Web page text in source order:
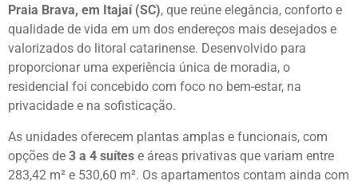
Praia Brava, em Itajaí (SC), que reúne elegância, conforto e
qualidade de vida em um dos endereços mais desejados e
valorizados do litoral catarinense. Desenvolvido para
proporcionar uma experiência única de moradia, o
residencial foi concebido com foco no bem-estar, na
privacidade e na sofisticação.
As unidades oferecem plantas amplas e funcionais, com
opções de 3 a 4 suítes e áreas privativas que variam entre
283,42 m² e 530,60 m². Os apartamentos contam ainda com